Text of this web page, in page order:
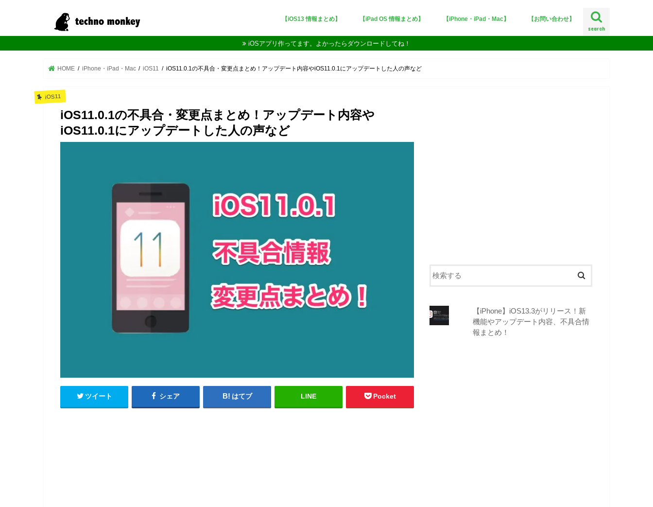
search
【iOS13 情報まとめ】 【iPad OS 情報まとめ】 【iPhone・iPad・Mac】
iPhoneX
iOS12
iOS11
【お問い合わせ】
iOSアプリ作ってます。よかったらダウンロードしてね！
HOME iPhone・iPad・Mac iOS11 iOS11.0.1の不具合・変更点まとめ！アップデート内容やiOS11.0.1にアップデートした人の声など
iOS11
iOS11.0.1の不具合・変更点まとめ！アップデート内容や
iOS11.0.1にアップデートした人の声など
ツイート シェア はてブ LINE Pocket
【iPhone】iOS13.3がリリース！新
機能やアップデート内容、不具合情
報まとめ！